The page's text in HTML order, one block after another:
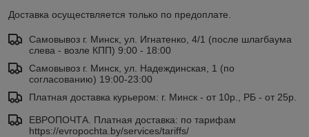
Доставка осуществляется только по предоплате.
Самовывоз г. Минск, ул. Игнатенко, 4/1 (после шлагбаума
слева - возле КПП) 9:00 - 18:00
Самовывоз г. Минск, ул. Надеждинская, 1 (по
согласованию) 19:00-23:00
Платная доставка курьером: г. Минск - от 10р., РБ - от 25р.
ЕВРОПОЧТА. Платная доставка: по тарифам
https://evropochta.by/services/tariffs/